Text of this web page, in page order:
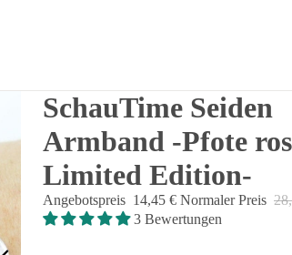
SchauTime Seiden
Armband -Pfote
Limited Edition-
Angebotspreis 14,45 € Normaler Preis
3 Bewertungen